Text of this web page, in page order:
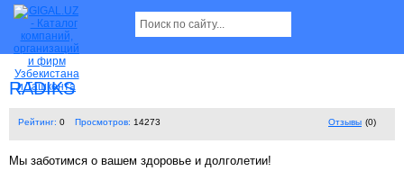
RADIKS
Рейтинг: 0 Просмотров: 14273 Отзывы (0)
Мы заботимся о вашем здоровье и долголетии!